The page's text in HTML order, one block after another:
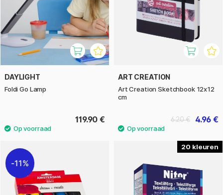
DAYLIGHT
Foldi Go Lamp
119.90 €
ART CREATION
Art Creation Sketchbook 12x12
cm
4.96 €
6.20 €
11%
20